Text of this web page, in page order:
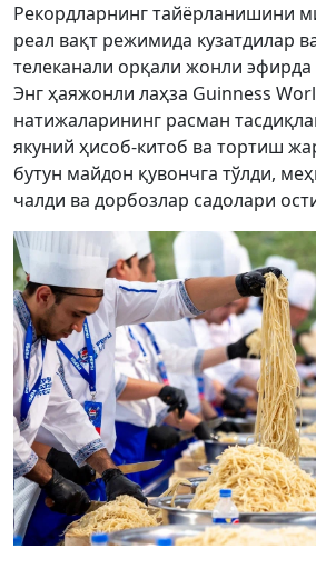
Рекордларнинг тайёрланишини
реал вақт режимида кузатдилар
телеканали орқали жонли
Энг ҳаяжонли лаҳза Guinness
натижаларининг расман
якуний ҳисоб-китоб ва тортиш
бутун майдон қувончга тўлди,
чалди ва дорбозлар садолари